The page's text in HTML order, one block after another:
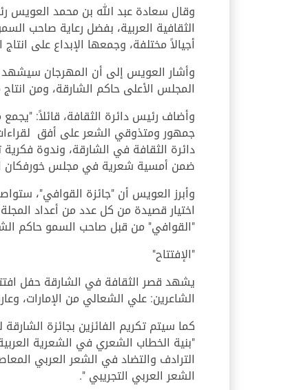
وقال سعادة عبد الله بن محمد العويس
الثقافية العربية، بفضل رعاية صاحب
أجيالاً مختلفة، وجمعها الإبداع على
وأشار العويس إلى أن المهرجان
المجلس الأعلى حاكم الشارقة، ومن
جمهور ومتذوقي الشعر على أفق
ضمن أمسية شعرية في مجلس خورفكان
اختيار قصيدة من كل عدد من أعداد
"القوافي" من قبل صاحب السمو حاكم
"الإفتتاح"
يشهد قصر الثقافة في الشارقة حفل
الشاعرين: علي الشعالي من الإمارات،
كما سيتم تكريم الفائزين بجائزة
"بنية الخطاب الشعري في الشعرية
الترادف والتضاد في الشعر العربي
الشعر العربي التجريبي ".